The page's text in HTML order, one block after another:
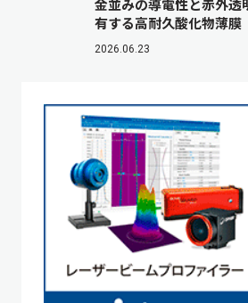
金並みの導電性と赤外透
有する高耐久酸化物薄膜
2026.06.23